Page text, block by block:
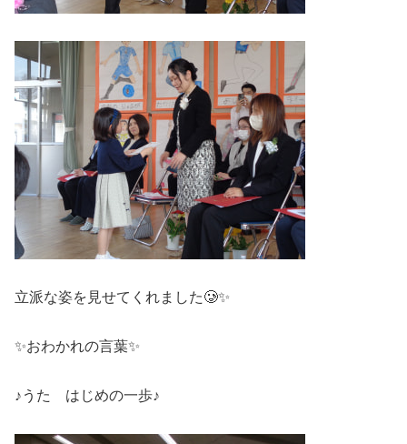
立派な姿を見せてくれました🥲✨
✨おわかれの言葉✨
♪うた はじめの一歩♪